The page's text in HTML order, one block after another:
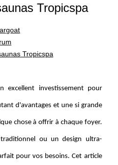
Tropicspa
Tropicspa
excellent investissement pour
d'avantages et une si grande
chose à offrir à chaque foyer.
ou un design ultra-
pour vos besoins. Cet article